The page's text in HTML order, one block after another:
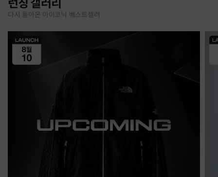
런칭 갤러리
다시 돌아온 아이코닉 베스트셀러